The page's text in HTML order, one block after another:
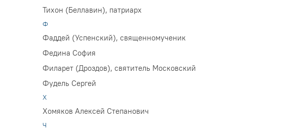
Тихон (Беллавин), патриарх
Ф
Фаддей (Успенский), священномученик
Федина София
Филарет (Дроздов), святитель Московский
Фудель Сергей
Х
Хомяков Алексей Степанович
Ч